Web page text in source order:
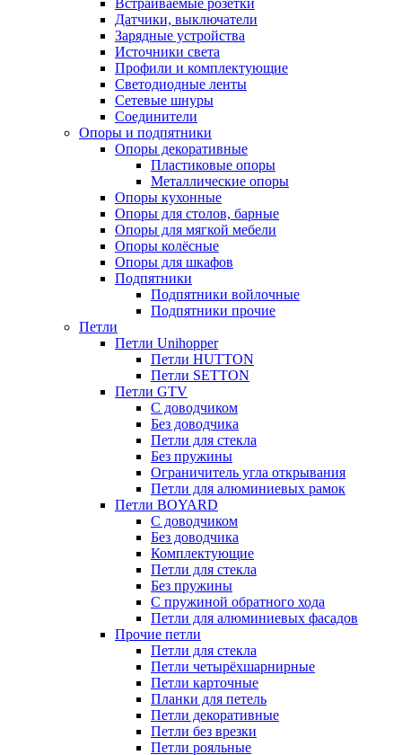
Датчики, выключатели
Зарядные устройства
Источники света
Профили и комплектующие
Светодиодные ленты
Сетевые шнуры
Соединители
Опоры и подпятники
Опоры декоративные
Пластиковые опоры
Металлические опоры
Опоры кухонные
Опоры для столов, барные
Опоры для мягкой мебели
Опоры колёсные
Опоры для шкафов
Подпятники
Подпятники войлочные
Подпятники прочие
Петли
Петли Unihopper
Петли HUTTON
Петли SETTON
Петли GTV
С доводчиком
Без доводчика
Петли для стекла
Без пружины
Ограничитель угла открывания
Петли для алюминиевых рамок
Петли BOYARD
С доводчиком
Без доводчика
Комплектующие
Петли для стекла
Без пружины
С пружиной обратного хода
Петли для алюминиевых фасадов
Прочие петли
Петли для стекла
Петли четырёхшарнирные
Петли карточные
Планки для петель
Петли декоративные
Петли без врезки
Петли рояльные